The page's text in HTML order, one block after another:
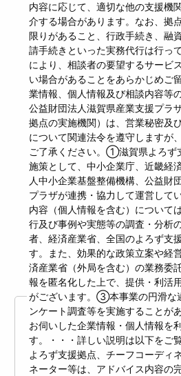
内容に応じて、適切な他の支援機
介する場合があります。なお、拠
限りがあること、行政手続き、融
請手続きといった実務代行は行っ
により、相談者の要望するサービ
い場合があることをあらかじめご
業情報、個人情報及び相談内容等
公益財団法人滋賀県産業支援プラ
拠点の実施機関）は、営業秘密及
について関連法令を遵守しますが
ご了承ください。①滋賀県よろず
施策として、中小企業庁、近畿経
人中小企業基盤整備機構、公益財
プラザが連携・協力して運営し
内容（個人情報を含む）について
行及び事例や実態等の調査・分
者、経済産業省、全国のよろず支
す。また、効果的な政策立案や経
済産業省（外局を含む）の業務委
報を匿名化した上で、提供・利活
がございます。③本事業の円滑な
ンケート調査等を実施することが
お伺いした企業情報・個人情報を
す。・・・詳しい説明は以下をご
よろず支援拠点、チーフコーディ
ネーター等は、アドバイス内容の